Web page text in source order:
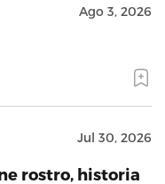
Ago 3, 2026
Jul 30, 2026
rostro, historia